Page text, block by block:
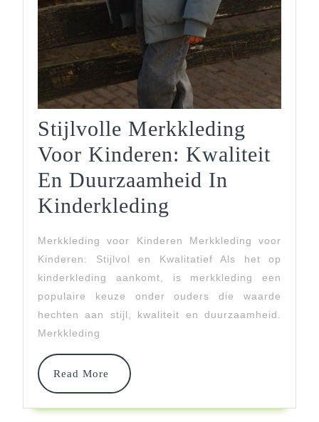
Stijlvolle Merkkleding
Voor Kinderen: Kwaliteit
En Duurzaamheid In
Kinderkleding
Voor
Kinderen:
Kwaliteit
Kinderkleding
Merkkleding voor Kinderen Merkkleding voor
Kinderen: Stijlvol en Kwalitatief Als het op
kinderkleding aankomt, is merkkleding een
populaire keuze onder ouders die waarde
hechten aan stijl, kwaliteit en duurzaamheid.
Merkkleding
Read More
Read
More